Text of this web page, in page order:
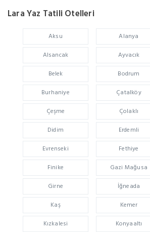
Lara Yaz Tatili Otelleri
Aksu
Alanya
Alsancak
Ayvacık
Belek
Bodrum
Burhaniye
Çatalköy
Çeşme
Çolaklı
Didim
Erdemli
Evrenseki
Fethiye
Finike
Gazi Mağusa
Girne
İğneada
Kaş
Kemer
Kızkalesi
Konyaaltı